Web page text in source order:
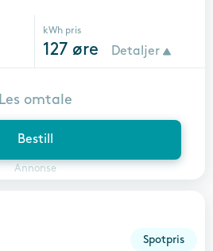
kWh pris
127 øre Detaljer
Bestill
Annonse
Les omtale
Spotpris